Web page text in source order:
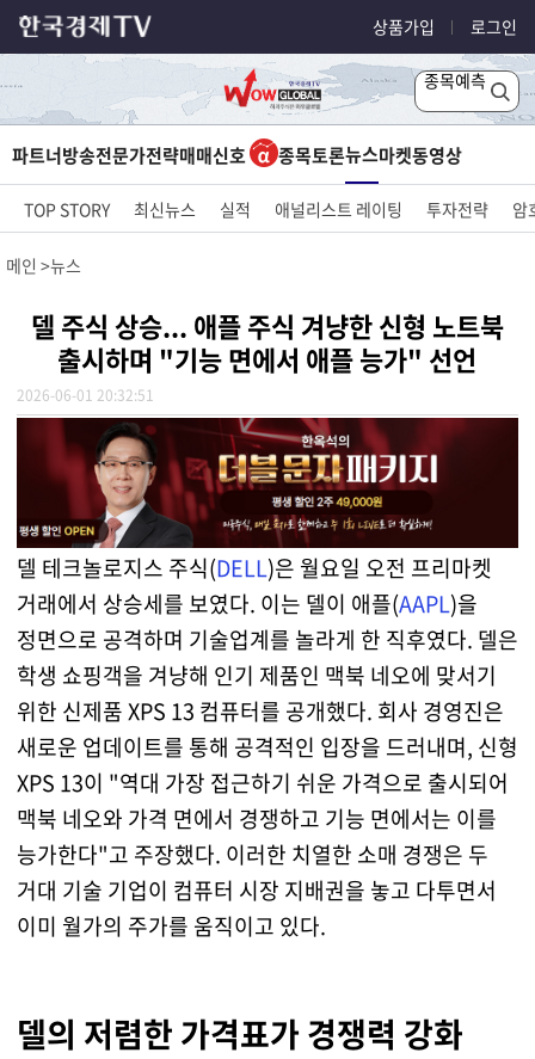
상품가입 로그인
종목예측
파트너방송전문가전략매매신호 종목토론뉴스마켓동영상
TOP STORY 최신뉴스 실적 애널리스트 레이팅 투자전략 암
메인 뉴스
델 주식 상승... 애플 주식 겨냥한 신형 노트북
출시하며 "기능 면에서 애플 능가" 선언
2026-06-01 20:32:51
델 테크놀로지스 주식(DELL)은 월요일 오전 프리마켓
거래에서 상승세를 보였다. 이는 델이 애플(AAPL)을
정면으로 공격하며 기술업계를 놀라게 한 직후였다. 델은
학생 쇼핑객을 겨냥해 인기 제품인 맥북 네오에 맞서기
위한 신제품 XPS 13 컴퓨터를 공개했다. 회사 경영진은
새로운 업데이트를 통해 공격적인 입장을 드러내며, 신형
XPS 13이 "역대 가장 접근하기 쉬운 가격으로 출시되어
맥북 네오와 가격 면에서 경쟁하고 기능 면에서는 이를
능가한다"고 주장했다. 이러한 치열한 소매 경쟁은 두
거대 기술 기업이 컴퓨터 시장 지배권을 놓고 다투면서
이미 월가의 주가를 움직이고 있다.
델의 저렴한 가격표가 경쟁력 강화